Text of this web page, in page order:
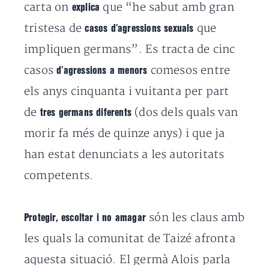
carta on explica que “he sabut amb gran
tristesa de casos d’agressions sexuals que
impliquen germans”. Es tracta de cinc
casosd’agressions a menors comesos entre
els anys cinquanta i vuitanta per part
de tres germans diferents (dos dels quals van
morir fa més de quinze anys) i que ja
han estat denunciats a les autoritats
competents.
Protegir, escoltar i no amagar són les claus amb
les quals la comunitat de Taizé afronta
aquesta situació. El germà Alois parla